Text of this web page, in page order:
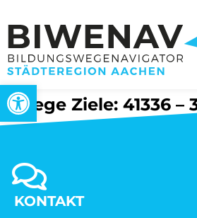
Werkzeugleiste öffnen
Wege Ziele: 41336 –
KONTAKT